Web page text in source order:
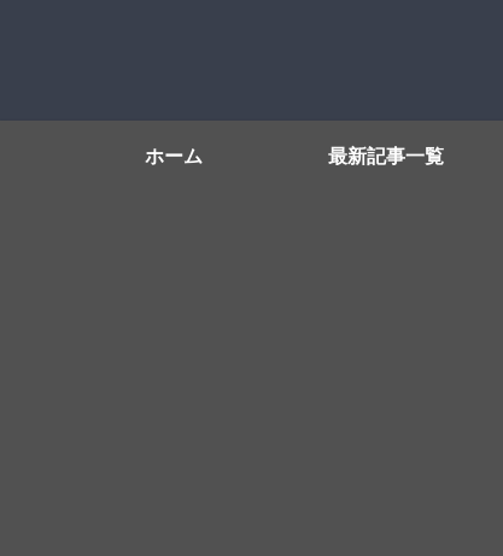
ホーム 最新記事一覧